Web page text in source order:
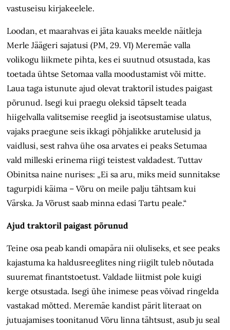
vastuseisu kirjakeelele.
Loodan, et maarahvas ei jäta kauaks meelde näitleja
Merle Jäägeri sajatusi (PM, 29. VI) Meremäe valla
volikogu liikmete pihta, kes ei suutnud otsustada, kas
toetada ühtse Setomaa valla moodustamist või mitte.
Laua taga istunute ajud olevat traktoril istudes paigast
põrunud. Isegi kui praegu oleksid täpselt teada
hiigelvalla valitsemise reeglid ja iseotsustamise ulatus,
vajaks praegune seis ikkagi põhjalikke arutelusid ja
vaidlusi, sest rahva ühe osa arvates ei peaks Setumaa
vald milleski erinema riigi teistest valdadest. Tuttav
Obinitsa naine nurises: „Ei sa aru, miks meid sunnitakse
tagurpidi käima – Võru on meile palju tähtsam kui
Värska. Ja Võrust saab minna edasi Tartu peale.“
Ajud traktoril paigast põrunud
Teine osa peab kandi omapära nii oluliseks, et see peaks
kajastuma ka haldusreeglites ning riigilt tuleb nõutada
suuremat finantstoetust. Valdade liitmist pole kuigi
kerge otsustada. Isegi ühe inimese peas võivad ringelda
vastakad mõtted. Meremäe kandist pärit literaat on
jutuajamises toonitanud Võru linna tähtsust, asub ju seal